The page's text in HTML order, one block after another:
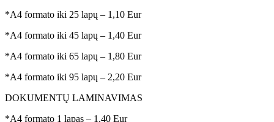
*A4 formato iki 25 lapų – 1,10 Eur
*A4 formato iki 45 lapų – 1,40 Eur
*A4 formato iki 65 lapų – 1,80 Eur
*A4 formato iki 95 lapų – 2,20 Eur
DOKUMENTŲ LAMINAVIMAS
*A4 formato 1 lapas – 1,40 Eur